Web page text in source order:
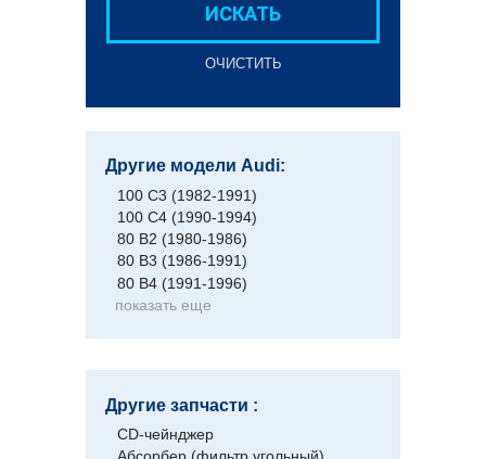
ИСКАТЬ
ОЧИСТИТЬ
Другие модели Audi:
100 C3 (1982-1991)
100 C4 (1990-1994)
80 B2 (1980-1986)
80 B3 (1986-1991)
80 B4 (1991-1996)
показать еще
Другие запчасти :
CD-чейнджер